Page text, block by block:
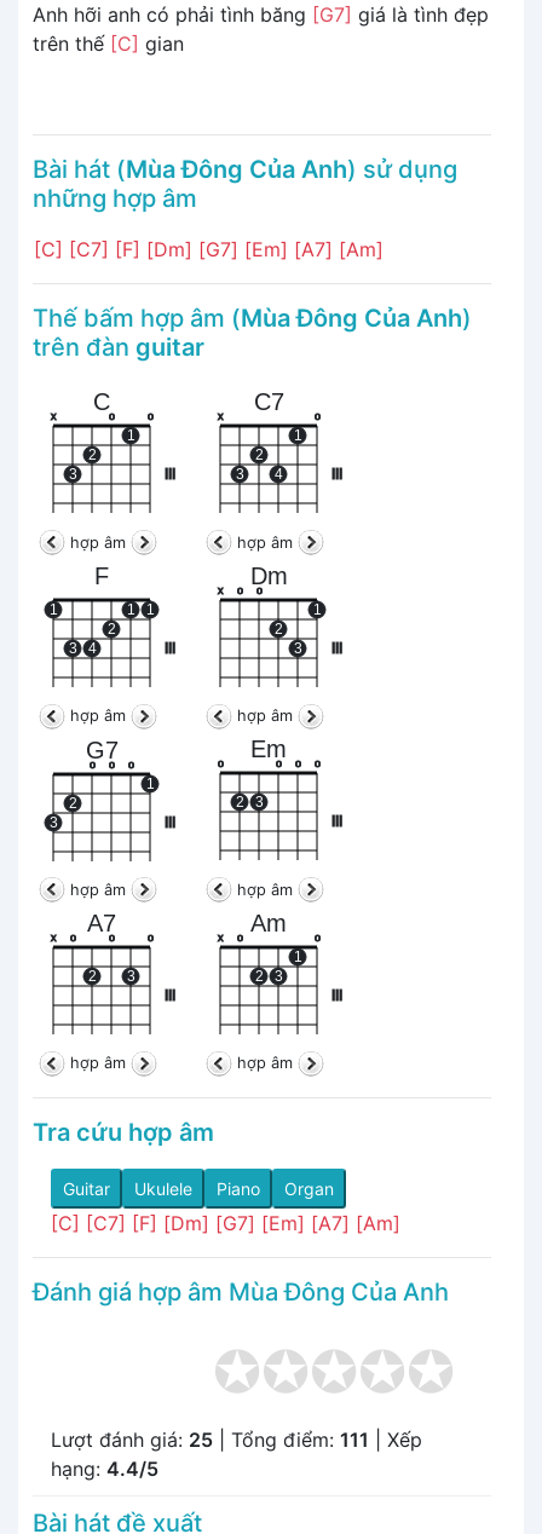
Anh hỡi anh có phải tình băng [G7] giá là tình đẹp
trên thế [C] gian
Bài hát (Mùa Đông Của Anh) sử dụng
những hợp âm
[C] [C7] [F] [Dm] [G7] [Em] [A7] [Am]
Thế bấm hợp âm (Mùa Đông Của Anh)
trên đàn guitar
C
x
3
2
o
1
o
hợp âm
C7
x
3
2
4
1
o
hợp âm
F
III
1
3 4
2
1 1
hợp âm
Dm
x o o
2
3
1
hợp âm
G7
III
3
2
o o o
1
hợp âm
Em
o
2 3
o o o
hợp âm
A7
III
x o
2
o
3
o
hợp âm
Am
x o
2 3
1
o
hợp âm
Tra cứu hợp âm
Guitar Ukulele Piano Organ
[C] [C7] [F] [Dm] [G7] [Em] [A7] [Am]
Đánh giá hợp âm Mùa Đông Của Anh
Lượt đánh giá: 25 | Tổng điểm: 111 | Xếp
hạng: 4.4/5
Bài hát đề xuất